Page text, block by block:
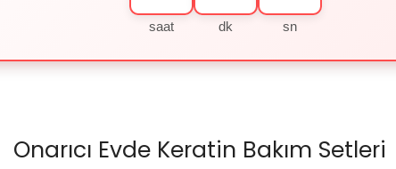
saat dk sn
Onarıcı Evde Keratin Bakım Setleri